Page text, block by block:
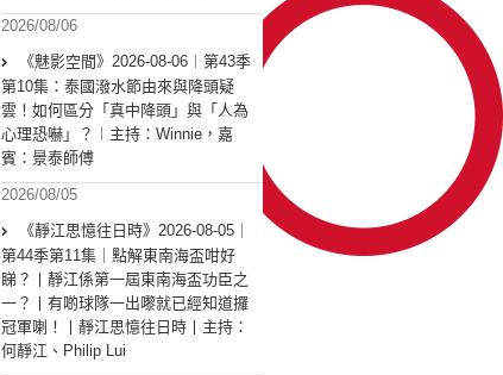
2026/08/06
《魅影空間》2026-08-06︱第43季
第10集：泰國潑水節由來與降頭疑
雲！如何區分「真中降頭」與「人為
心理恐嚇」？︱主持：Winnie，嘉
賓：景泰師傅
2026/08/05
《靜江思憶往日時》2026-08-05｜
第44季第11集｜點解東南海盃咁好
睇？丨靜江係第一屆東南海盃功臣之
一？丨有啲球隊一出嚟就已經知道攞
冠軍喇！丨靜江思憶往日時丨主持：
何靜江、Philip Lui